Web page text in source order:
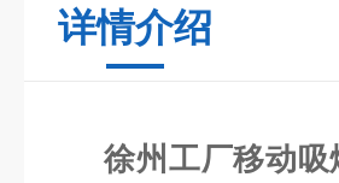
详情介绍
徐州工厂移动